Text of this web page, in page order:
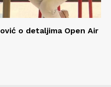
o detaljima Open Air